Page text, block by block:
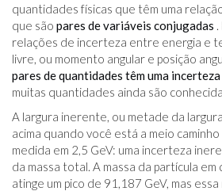
quantidades físicas que têm uma
que são pares de variáveis ​​conjugadas
relações de incerteza entre energia e
livre, ou momento angular e posição
pares de quantidades têm uma
muitas quantidades ainda são
A largura inerente, ou metade da
acima quando você está a meio
medida em 2,5 GeV: uma incerteza
da massa total. A massa da partícula em
atinge um pico de 91,187 GeV, mas essa